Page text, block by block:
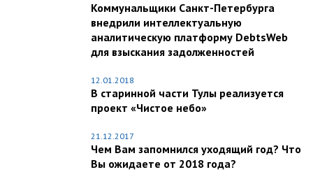
Коммунальщики Санкт-Петербурга
внедрили интеллектуальную
аналитическую платформу DebtsWeb
для взыскания задолженностей
12.01.2018
В старинной части Тулы реализуется
проект «Чистое небо»
21.12.2017
Чем Вам запомнился уходящий год? Что
Вы ожидаете от 2018 года?